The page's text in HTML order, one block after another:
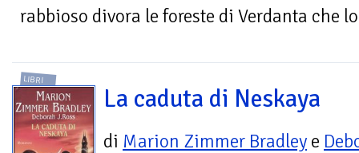
rabbioso divora le foreste di Verdanta che
LIBRI
La caduta di Neskaya
di Marion Zimmer Bradley e